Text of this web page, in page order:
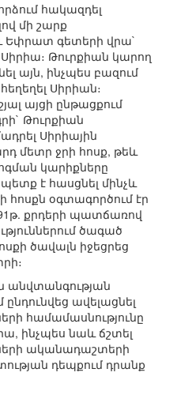
հակազդել
մի շարք
Եփրատ գետերի վրա`
Սիրիա։ Թուրքիան կարող
այն, ինչպես բազում
Սիրիան։
այցի ընթացքում
Թուրքիան
Սիրիային
մետր ջրի հոսք, թեև
կարիքները
է հասցնել մինչև
հոսքն օգտագործում էր
քրդերի պատճառով
ծագած
ծավալն իջեցրեց
անվտանգության
ավելացնել
համամասնությունը
ինչպես նաև ճշտել
ականադաշտերի
դեպքում դրանք